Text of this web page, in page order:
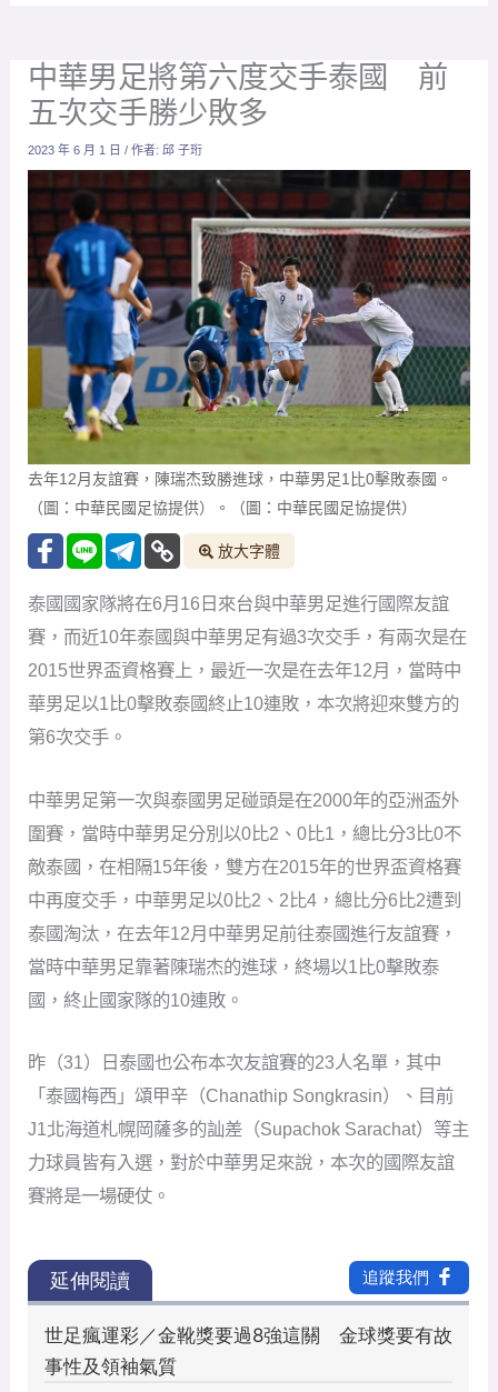
中華男足將第六度交手泰國 前
五次交手勝少敗多
2023 年 6 月 1 日/ 作者: 邱 子珩
去年12月友誼賽，陳瑞杰致勝進球，中華男足1比0擊敗泰國。
（圖：中華民國足協提供）。（圖：中華民國足協提供）
放大字體
泰國國家隊將在6月16日來台與中華男足進行國際友誼
賽，而近10年泰國與中華男足有過3次交手，有兩次是在
2015世界盃資格賽上，最近一次是在去年12月，當時中
華男足以1比0擊敗泰國終止10連敗，本次將迎來雙方的
第6次交手。
中華男足第一次與泰國男足碰頭是在2000年的亞洲盃外
圍賽，當時中華男足分別以0比2、0比1，總比分3比0不
敵泰國，在相隔15年後，雙方在2015年的世界盃資格賽
中再度交手，中華男足以0比2、2比4，總比分6比2遭到
泰國淘汰，在去年12月中華男足前往泰國進行友誼賽，
當時中華男足靠著陳瑞杰的進球，終場以1比0擊敗泰
國，終止國家隊的10連敗。
昨（31）日泰國也公布本次友誼賽的23人名單，其中
「泰國梅西」頌甲辛（Chanathip Songkrasin）、目前
J1北海道札幌岡薩多的訕差（Supachok Sarachat）等主
力球員皆有入選，對於中華男足來說，本次的國際友誼
賽將是一場硬仗。